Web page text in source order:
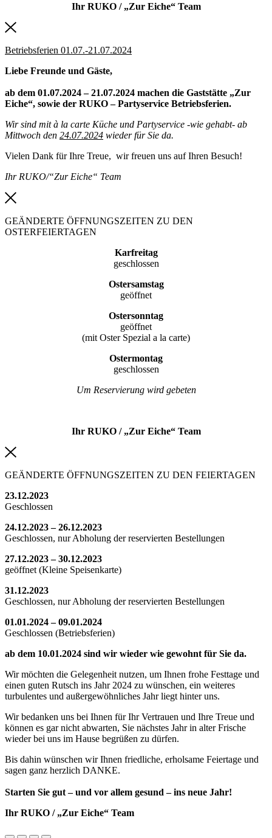
Ihr RUKO / „Zur Eiche“ Team
Betriebsferien 01.07.-21.07.2024
Liebe Freunde und Gäste,
ab dem 01.07.2024 – 21.07.2024 machen die Gaststätte „Zur
Eiche“, sowie der RUKO – Partyservice Betriebsferien.
Wir sind mit à la carte Küche und Partyservice -wie gehabt- ab
Mittwoch den 24.07.2024 wieder für Sie da.
Vielen Dank für Ihre Treue, wir freuen uns auf Ihren Besuch!
Ihr RUKO/“Zur Eiche“ Team
GEÄNDERTE ÖFFNUNGSZEITEN ZU DEN
OSTERFEIERTAGEN
Karfreitag
geschlossen
Ostersamstag
geöffnet
Ostersonntag
geöffnet
(mit Oster Spezial a la carte)
Ostermontag
geschlossen
Um Reservierung wird gebeten
Ihr RUKO / „Zur Eiche“ Team
GEÄNDERTE ÖFFNUNGSZEITEN ZU DEN FEIERTAGEN
23.12.2023
Geschlossen
24.12.2023 – 26.12.2023
Geschlossen, nur Abholung der reservierten Bestellungen
27.12.2023 – 30.12.2023
geöffnet (Kleine Speisenkarte)
31.12.2023
Geschlossen, nur Abholung der reservierten Bestellungen
01.01.2024 – 09.01.2024
Geschlossen (Betriebsferien)
ab dem 10.01.2024 sind wir wieder wie gewohnt für Sie da.
Wir möchten die Gelegenheit nutzen, um Ihnen frohe Festtage und
einen guten Rutsch ins Jahr 2024 zu wünschen, ein weiteres
turbulentes und außergewöhnliches Jahr liegt hinter uns.
Wir bedanken uns bei Ihnen für Ihr Vertrauen und Ihre Treue und
können es gar nicht abwarten, Sie nächstes Jahr in alter Frische
wieder bei uns im Hause begrüßen zu dürfen.
Bis dahin wünschen wir Ihnen friedliche, erholsame Feiertage und
sagen ganz herzlich DANKE.
Starten Sie gut – und vor allem gesund – ins neue Jahr!
Ihr RUKO / „Zur Eiche“ Team